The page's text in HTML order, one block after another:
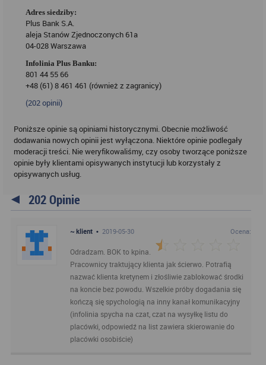
Adres siedziby:
Plus Bank S.A.
aleja Stanów Zjednoczonych 61a
04-028 Warszawa
Infolinia Plus Banku:
801 44 55 66
+48 (61) 8 461 461 (również z zagranicy)
(202opinii)
Poniższe opinie są opiniami historycznymi. Obecnie możliwość
dodawania nowych opinii jest wyłączona. Niektóre opinie podlegały
moderacji treści. Nie weryfikowaliśmy, czy osoby tworzące poniższe
opinie były klientami opisywanych instytucji lub korzystały z
opisywanych usług.
202 Opinie
~ klient • 2019-05-30 Ocena:
Odradzam. BOK to kpina.
Pracownicy traktujący klienta jak ścierwo. Potrafią
nazwać klienta kretynem i złośliwie zablokować środki
na koncie bez powodu. Wszelkie próby dogadania się
kończą się spychologią na inny kanał komunikacyjny
(infolinia spycha na czat, czat na wysyłkę listu do
placówki, odpowiedź na list zawiera skierowanie do
placówki osobiście)